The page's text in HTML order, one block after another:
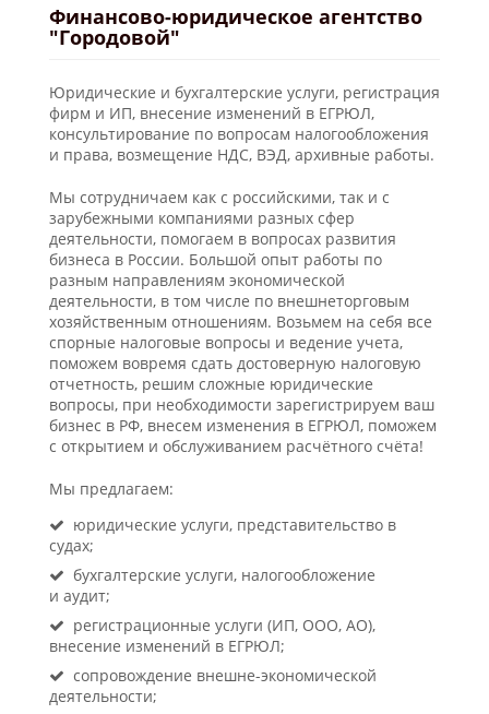
Финансово-юридическое агентство
"Городовой"
Юридические и бухгалтерские услуги, регистрация
фирм и ИП, внесение изменений в ЕГРЮЛ,
консультирование по вопросам налогообложения
и права, возмещение НДС, ВЭД, архивные работы.
Мы сотрудничаем как с российскими, так и с
зарубежными компаниями разных сфер
деятельности, помогаем в вопросах развития
бизнеса в России. Большой опыт работы по
разным направлениям экономической
деятельности, в том числе по внешнеторговым
хозяйственным отношениям. Возьмем на себя все
спорные налоговые вопросы и ведение учета,
поможем вовремя сдать достоверную налоговую
отчетность, решим сложные юридические
вопросы, при необходимости зарегистрируем ваш
бизнес в РФ, внесем изменения в ЕГРЮЛ, поможем
с открытием и обслуживанием расчётного счёта!
Мы предлагаем:
юридические услуги, представительство в
судах;
бухгалтерские услуги, налогообложение
и аудит;
регистрационные услуги (ИП, ООО, АО),
внесение изменений в ЕГРЮЛ;
сопровождение внешне-экономической
деятельности;